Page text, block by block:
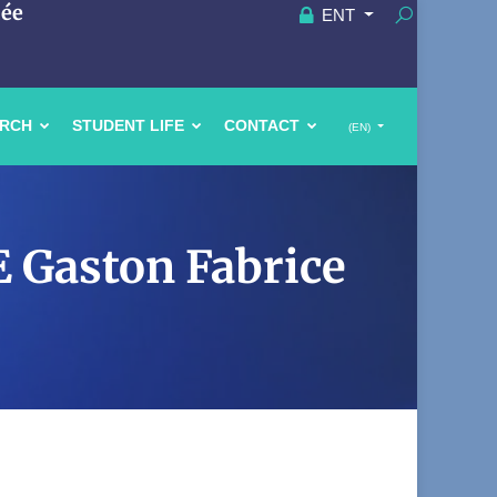
ENT
(EN)
STUDENT LIFE CONTACT
Fabrice